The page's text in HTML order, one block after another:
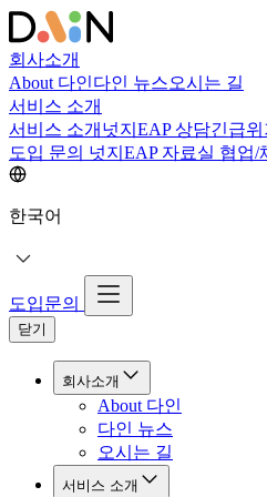
회사소개
About 다인다인 뉴스오시는 길
서비스 소개
서비스 소개 넛지EAP 상담긴급
도입 문의 넛지EAP 자료실 협업/
한국어
도입문의
닫기
회사소개
About 다인
다인 뉴스
오시는 길
서비스 소개